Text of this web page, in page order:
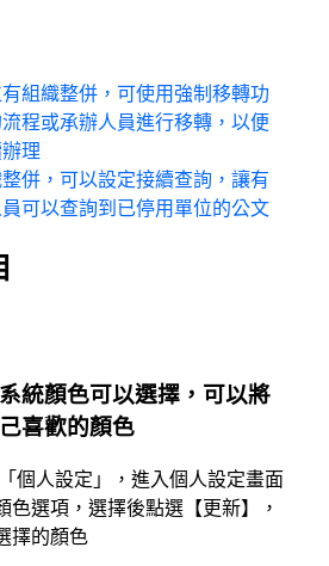
組織整併，可使用強制移轉功
程或承辦人員進行移轉，以便
理
併，可以設定接續查詢，讓有
可以查詢到已停用單位的公文
統顏色可以選擇，可以將
喜歡的顏色
個人設定」，進入個人設定畫面
色選項，選擇後點選【更新】，
擇的顏色